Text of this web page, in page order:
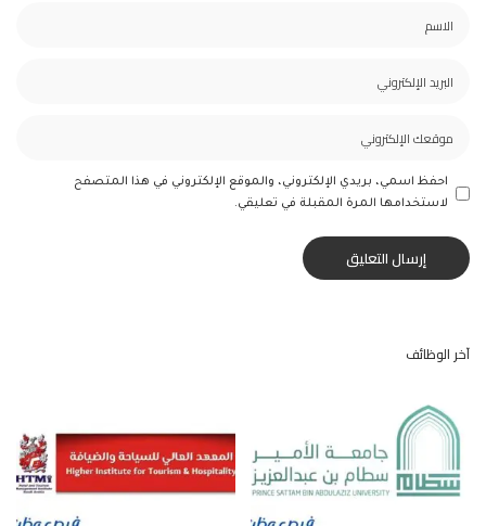
احفظ اسمي، بريدي الإلكتروني، والموقع الإلكتروني في هذا المتصفح
لاستخدامها المرة المقبلة في تعليقي.
آخر الوظائف